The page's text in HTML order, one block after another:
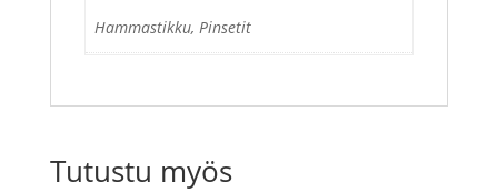
Hammastikku, Pinsetit
Tutustu myös